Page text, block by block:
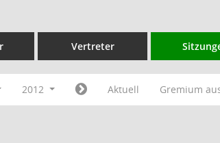
Vertreter
2012 Aktuell Gremium